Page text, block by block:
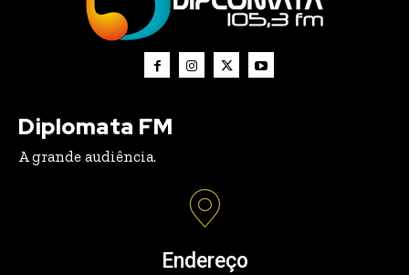
Diplomata FM
A grande audiência.
Endereço